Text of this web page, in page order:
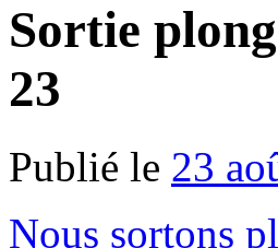
Sortie
23
Publié le 23
Nous sortons